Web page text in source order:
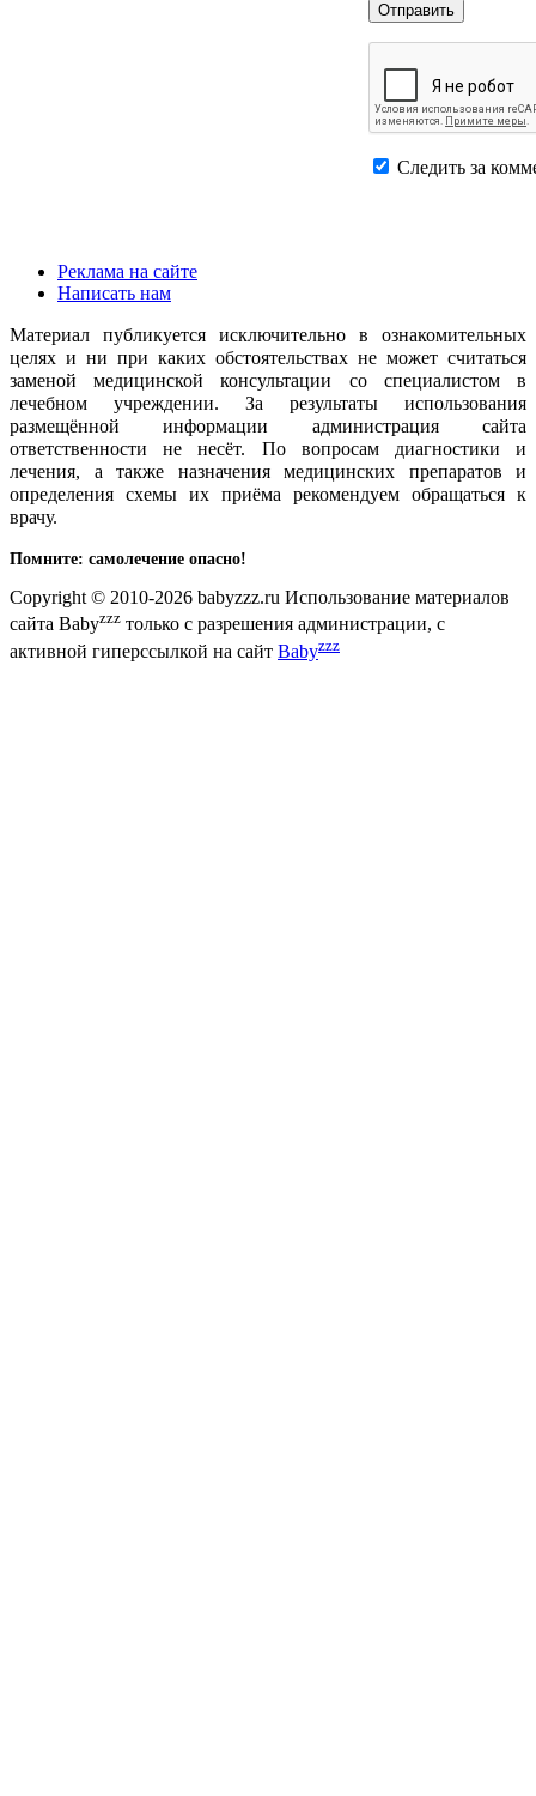
Следить за
Реклама на сайте
Написать нам
Материал публикуется исключительно в ознакомительных
целях и ни при каких обстоятельствах не может считаться
заменой медицинской консультации со специалистом в
лечебном учреждении. За результаты использования
размещённой информации администрация сайта
ответственности не несёт. По вопросам диагностики и
лечения, а также назначения медицинских препаратов и
определения схемы их приёма рекомендуем обращаться к
врачу.
Помните: самолечение опасно!
Copyright © 2010-2026 babyzzz.ru Использование материалов
сайта Babyzzz только с разрешения администрации, с
активной гиперссылкой на сайт Babyzzz